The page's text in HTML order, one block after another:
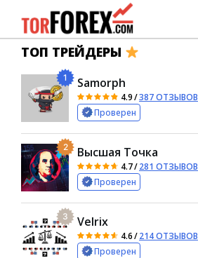
ТОП ТРЕЙДЕРЫ
1 Samorph
4.9/387 ОТЗЫВОВ
Проверен
2 Высшая Точка
4.7/281 ОТЗЫВОВ
Проверен
3 Velrix
4.6/214 ОТЗЫВОВ
Проверен